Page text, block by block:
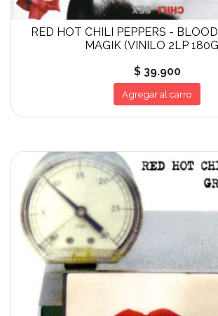
RED HOT CHILI PEPPERS -
MAGIK (VINILO 2LP
$ 39.900
Agregar al carro